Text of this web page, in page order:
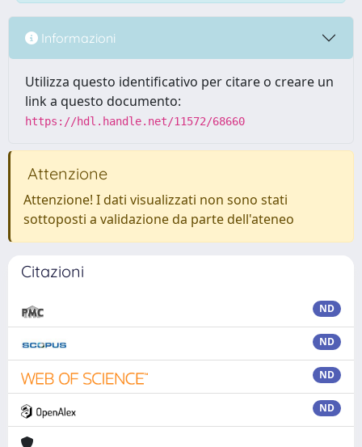
Informazioni
Utilizza questo identificativo per citare o creare un
link a questo documento:
https://hdl.handle.net/11572/68660
Attenzione
Attenzione! I dati visualizzati non sono stati
sottoposti a validazione da parte dell'ateneo
Citazioni
ND
ND
ND
ND